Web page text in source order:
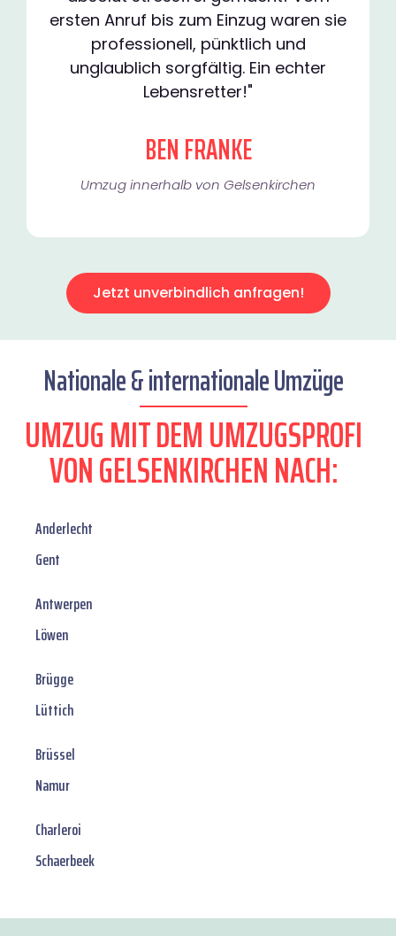
ersten Anruf bis zum Einzug waren sie
professionell, pünktlich und
unglaublich sorgfältig. Ein echter
Lebensretter!"
BEN FRANKE
Umzug innerhalb von Gelsenkirchen​
Jetzt unverbindlich anfragen!
Nationale & internationale Umzüge
UMZUG MIT DEM UMZUGSPROFI
VON GELSENKIRCHEN NACH:
Anderlecht
Gent
Antwerpen
Löwen
Brügge
Lüttich
Brüssel
Namur
Charleroi
Schaerbeek